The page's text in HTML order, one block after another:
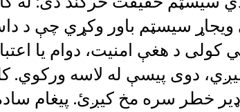
سیسټم باور وکړي چې د
د هغې امنیت، دوام یا
دوی پیسې له لاسه ورکوي.
ډیر خطر سره مخ کیږئ. پیغام